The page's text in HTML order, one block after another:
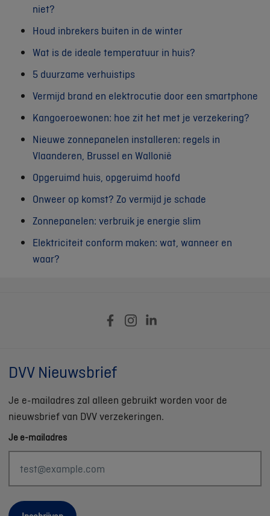
niet?
Houd inbrekers buiten in de winter
Wat is de ideale temperatuur in huis?
5 duurzame verhuistips
Vermijd brand en elektrocutie door een smartphone
Kangoeroewonen: hoe zit het met je verzekering?
Nieuwe zonnepanelen installeren: regels in
Vlaanderen, Brussel en Wallonië
Opgeruimd huis, opgeruimd hoofd
Onweer op komst? Zo vermijd je schade
Zonnepanelen: verbruik je energie slim
Elektriciteit conform maken: wat, wanneer en
waar?
DVV Nieuwsbrief
Je e-mailadres zal alleen gebruikt worden voor de
nieuwsbrief van DVV verzekeringen.
Je e-mailadres